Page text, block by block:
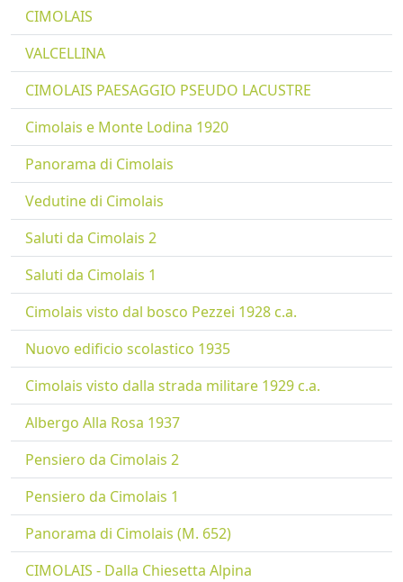
CIMOLAIS
VALCELLINA
CIMOLAIS PAESAGGIO PSEUDO LACUSTRE
Cimolais e Monte Lodina 1920
Panorama di Cimolais
Vedutine di Cimolais
Saluti da Cimolais 2
Saluti da Cimolais 1
Cimolais visto dal bosco Pezzei 1928 c.a.
Nuovo edificio scolastico 1935
Cimolais visto dalla strada militare 1929 c.a.
Albergo Alla Rosa 1937
Pensiero da Cimolais 2
Pensiero da Cimolais 1
Panorama di Cimolais (M. 652)
CIMOLAIS - Dalla Chiesetta Alpina